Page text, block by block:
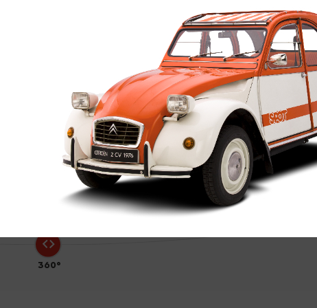
47
360°